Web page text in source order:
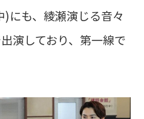
)にも、綾瀬演じる音々
演しており、第一線で